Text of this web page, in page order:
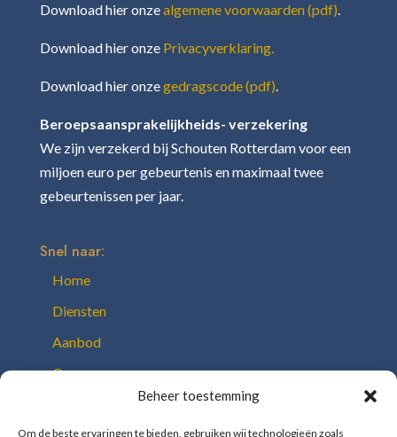
Beheer toestemming
Om de beste ervaringen te bieden, gebruiken wij technologieën zoals
Download hier onzealgemene voorwaarden (pdf).
Download hier onze Privacyverklaring.
Download hier onzegedragscode (pdf).
Beroepsaansprakelijkheids- verzekering
We zijn verzekerd bij Schouten Rotterdam voor een
miljoen euro per gebeurtenis en maximaal twee
gebeurtenissen per jaar.
Snel naar:
Home
Diensten
Aanbod
Over ons
Onze toolbox